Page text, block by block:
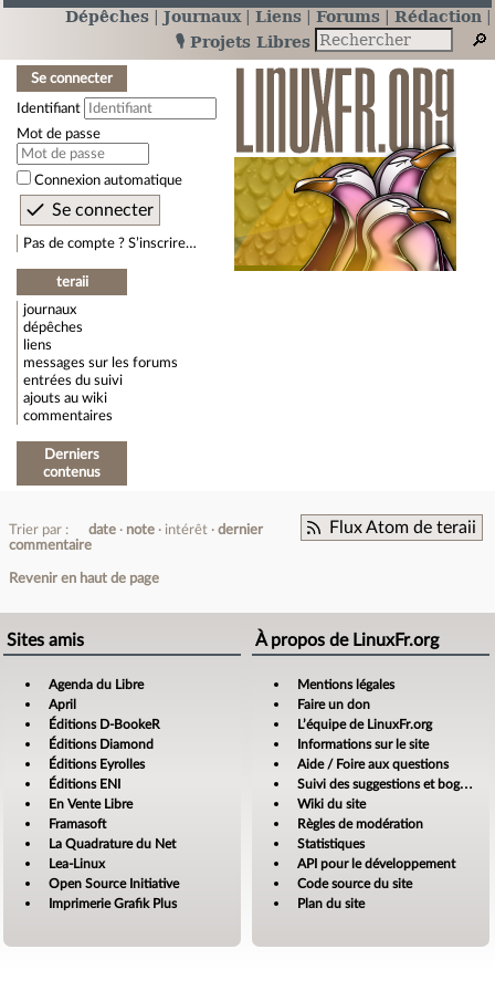
Dépêches Journaux Liens Forums
Rédaction
🎙️ Projets Libres
Se connecter
Identifiant
Mot de passe
Connexion automatique
Pas de compte ? S’inscrire…
teraii
journaux
dépêches
liens
messages sur les forums
entrées du suivi
ajouts au wiki
commentaires
Derniers
contenus
Flux Atom de teraii
Trier par : date note intérêt
dernier
commentaire
Revenir en haut de page
Sites amis
Agenda du Libre
April
Éditions D-BookeR
Éditions Diamond
Éditions Eyrolles
Éditions ENI
En Vente Libre
Framasoft
La Quadrature du Net
Lea-Linux
Open Source Initiative
Imprimerie Grafik Plus
À propos de LinuxFr.org
Mentions légales
Faire un don
L’équipe de LinuxFr.org
Informations sur le site
Aide / Foire aux questions
Suivi des suggestions et bogues
Wiki du site
Règles de modération
Statistiques
API pour le développement
Code source du site
Plan du site